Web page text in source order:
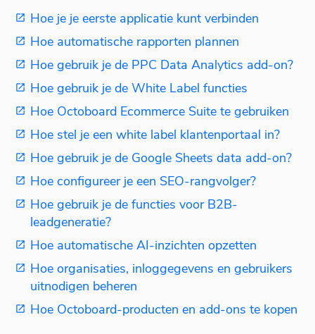
Hoe je je eerste applicatie kunt verbinden
Hoe automatische rapporten plannen
Hoe gebruik je de PPC Data Analytics add-on?
Hoe gebruik je de White Label functies
Hoe Octoboard Ecommerce Suite te gebruiken
Hoe stel je een white label klantenportaal in?
Hoe gebruik je de Google Sheets data add-on?
Hoe configureer je een SEO-rangvolger?
Hoe gebruik je de functies voor B2B-
leadgeneratie?
Hoe automatische AI-inzichten opzetten
Hoe organisaties, inloggegevens en gebruikers
uitnodigen beheren
Hoe Octoboard-producten en add-ons te kopen